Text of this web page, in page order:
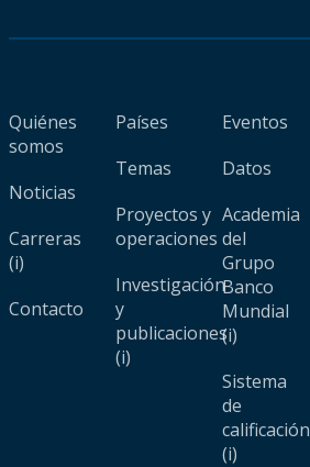
Quiénes
somos
Noticias
Carreras
(i)
Contacto
Países
Temas
Proyectos y
operaciones
Investigación
y
publicaciones
(i)
Eventos
Datos
Academia
del
Grupo
Banco
Mundial
(i)
Sistema
de
calificación
(i)